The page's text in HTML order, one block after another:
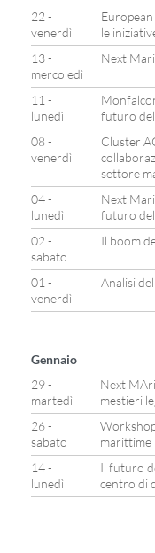
22 -
venerdì
le
13 -
mercoledì
Next
11 -
lunedì
futuro
08 -
venerdì
Cluster
settore
04 -
lunedì
Next
futuro
02 -
sabato
Il boom
01 -
venerdì
Analisi
Gennaio
29 -
martedì
Next
mestieri
26 -
sabato
marittime
14 -
lunedì
Il futuro
centro di